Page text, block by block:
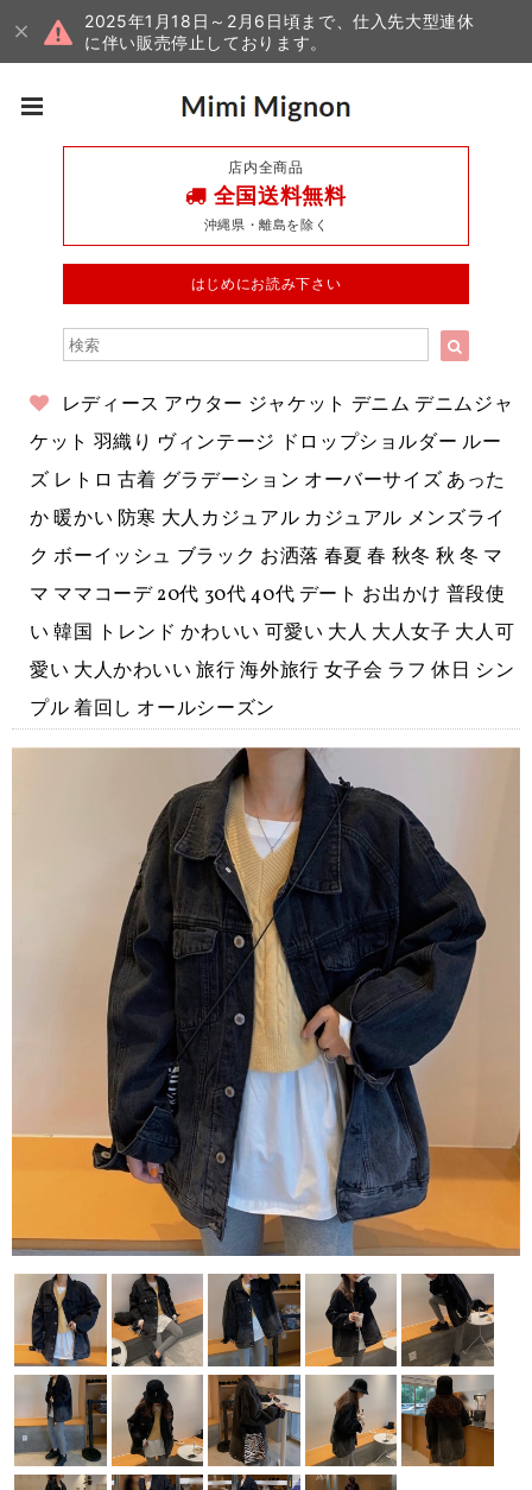
2025年1月18日～2月6日頃まで、仕入先大型連休
に伴い販売停止しております。
店内全商品
全国送料無料
沖縄県・離島を除く
はじめにお読み下さい
レディース アウター ジャケット デニム デニムジャ
ケット 羽織り ヴィンテージ ドロップショルダー ルー
ズ レトロ 古着 グラデーション オーバーサイズ あった
か 暖かい 防寒 大人カジュアル カジュアル メンズライ
ク ボーイッシュ ブラック お洒落 春夏 春 秋冬 秋 冬 マ
マ ママコーデ 20代 30代 40代 デート お出かけ 普段使
い 韓国 トレンド かわいい 可愛い 大人 大人女子 大人可
愛い 大人かわいい 旅行 海外旅行 女子会 ラフ 休日 シン
プル 着回し オールシーズン